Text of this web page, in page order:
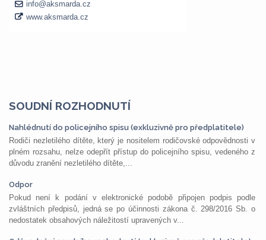
SOUDNÍ ROZHODNUTÍ
Nahlédnutí do policejního spisu (exkluzivně pro předplatitele)
Rodiči nezletilého dítěte, který je nositelem rodičovské odpovědnosti v
plném rozsahu, nelze odepřít přístup do policejního spisu, vedeného z
důvodu zranění nezletilého dítěte,...
Odpor
Pokud není k podání v elektronické podobě připojen podpis podle
zvláštních předpisů, jedná se po účinnosti zákona č. 298/2016 Sb. o
nedostatek obsahových náležitostí upravených v...